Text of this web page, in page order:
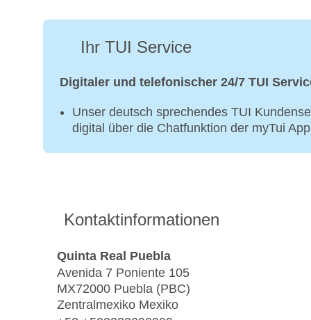
Ihr TUI Service
Digitaler und telefonischer 24/7 TUI
Unser deutsch sprechendes TUI
digital über die Chatfunktion der myTui
Kontaktinformationen
Quinta Real Puebla
Avenida 7 Poniente 105
MX72000 Puebla (PBC)
Zentralmexiko Mexiko